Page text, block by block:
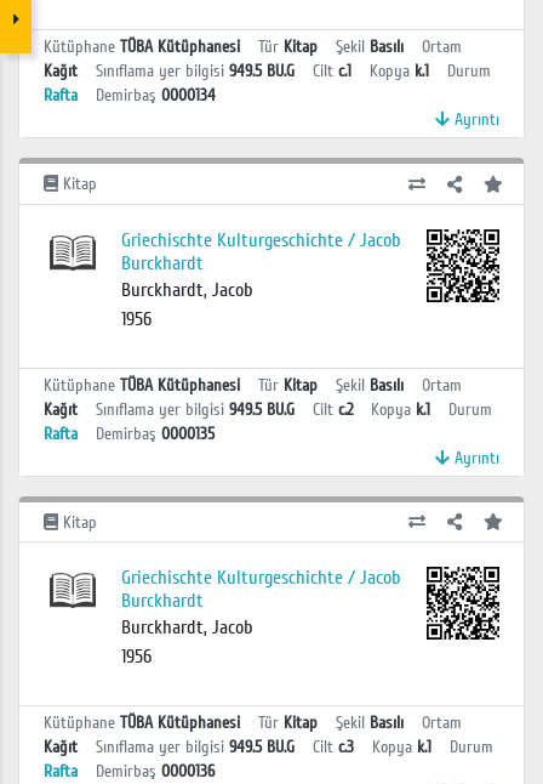
Kütüphane TÜBA Kütüphanesi Tür Kitap Şekil Basılı
Ortam
Kağıt
Sınıflama yer bilgisi 949.5 BU.G Cilt c.1 Kopya k.1
Durum
Rafta
Demirbaş 0000134
Ayrıntı
Kitap
Griechischte Kulturgeschichte / Jacob
Burckhardt
Burckhardt, Jacob
1956
Kütüphane TÜBA Kütüphanesi Tür Kitap Şekil Basılı
Ortam
Kağıt
Sınıflama yer bilgisi 949.5 BU.G Cilt c.2 Kopya k.1
Durum
Rafta
Demirbaş 0000135
Ayrıntı
Kitap
Griechischte Kulturgeschichte / Jacob
Burckhardt
Burckhardt, Jacob
1956
Kütüphane TÜBA Kütüphanesi Tür Kitap Şekil Basılı
Ortam
Kağıt
Sınıflama yer bilgisi 949.5 BU.G Cilt c.3 Kopya k.1
Durum
Rafta
Demirbaş 0000136